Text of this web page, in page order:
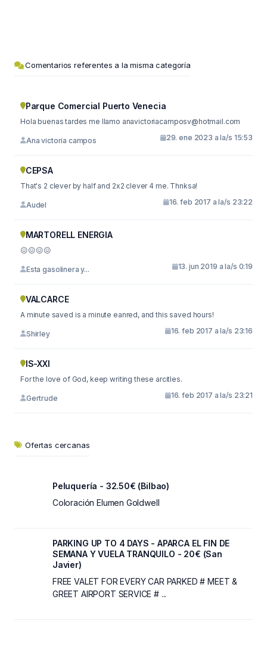
Comentarios referentes a la misma categoría
Parque Comercial Puerto Venecia
Hola buenas tardes me llamo anavictoriacamposv@hotmail.com
Ana victoria campos 29. ene 2023 a la/s 15:53
CEPSA
That's 2 clever by half and 2x2 clever 4 me. Thnksa!
Audel 16. feb 2017 a la/s 23:22
MARTORELL ENERGIA
😖😖😖😖
Esta gasolinera y... 13. jun 2019 a la/s 0:19
VALCARCE
A minute saved is a minute eanred, and this saved hours!
Shirley 16. feb 2017 a la/s 23:16
IS-XXI
For the love of God, keep writing these arcitles.
Gertrude 16. feb 2017 a la/s 23:21
Ofertas cercanas
Peluquería - 32.50€ (Bilbao)
Coloración Elumen Goldwell
PARKING UP TO 4 DAYS - APARCA EL FIN DE
SEMANA Y VUELA TRANQUILO - 20€ (San
Javier)
FREE VALET FOR EVERY CAR PARKED # MEET &
GREET AIRPORT SERVICE # ...